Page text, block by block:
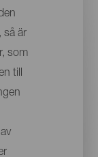
så är
som
till